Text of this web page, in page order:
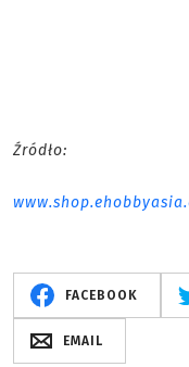
Źródło:
FACEBOOK
EMAIL